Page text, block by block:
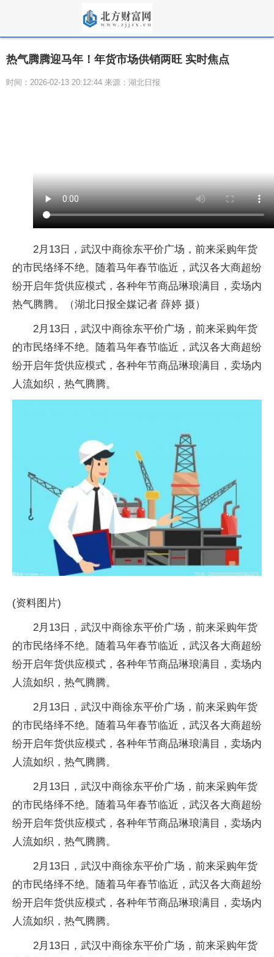
热气腾腾迎马年！年货市场供销两旺 实时焦点
时间：2026-02-13 20:12:44 来源：湖北日报
2月13日，武汉中商徐东平价广场，前来采购年货
的市民络绎不绝。随着马年春节临近，武汉各大商超纷
纷开启年货供应模式，各种年节商品琳琅满目，卖场内
热气腾腾。（湖北日报全媒记者 薛婷 摄）
2月13日，武汉中商徐东平价广场，前来采购年货
的市民络绎不绝。随着马年春节临近，武汉各大商超纷
纷开启年货供应模式，各种年节商品琳琅满目，卖场内
人流如织，热气腾腾。
(资料图片)
2月13日，武汉中商徐东平价广场，前来采购年货
的市民络绎不绝。随着马年春节临近，武汉各大商超纷
纷开启年货供应模式，各种年节商品琳琅满目，卖场内
人流如织，热气腾腾。
2月13日，武汉中商徐东平价广场，前来采购年货
的市民络绎不绝。随着马年春节临近，武汉各大商超纷
纷开启年货供应模式，各种年节商品琳琅满目，卖场内
人流如织，热气腾腾。
2月13日，武汉中商徐东平价广场，前来采购年货
的市民络绎不绝。随着马年春节临近，武汉各大商超纷
纷开启年货供应模式，各种年节商品琳琅满目，卖场内
人流如织，热气腾腾。
2月13日，武汉中商徐东平价广场，前来采购年货
的市民络绎不绝。随着马年春节临近，武汉各大商超纷
纷开启年货供应模式，各种年节商品琳琅满目，卖场内
人流如织，热气腾腾。
2月13日，武汉中商徐东平价广场，前来采购年货